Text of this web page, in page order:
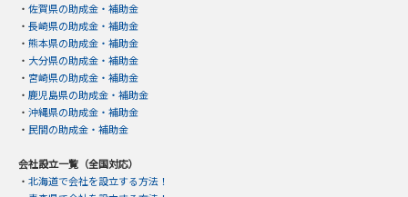
・ 佐賀県の助成金・補助金
・ 長崎県の助成金・補助金
・ 熊本県の助成金・補助金
・ 大分県の助成金・補助金
・ 宮崎県の助成金・補助金
・ 鹿児島県の助成金・補助金
・ 沖縄県の助成金・補助金
・ 民間の助成金・補助金
会社設立一覧（全国対応）
・ 北海道で会社を設立する方法！